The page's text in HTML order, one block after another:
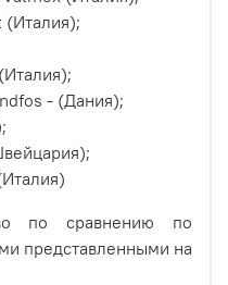
- (Дания);
по сравнению по
представленными на